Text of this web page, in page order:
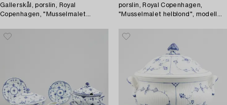
Gallerskål, porslin, Royal
Copenhagen, "Musselmalet
1800, fatet modell 1056 1893-
1900.
porslin, Royal Copenhagen,
"Musselmalet helblond", modell